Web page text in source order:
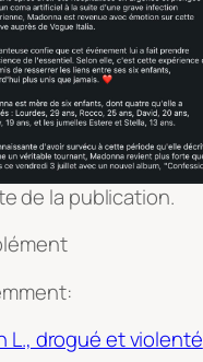
de la publication.
L., drogué et violenté